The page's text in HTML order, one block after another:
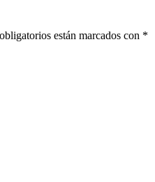
están marcados con *